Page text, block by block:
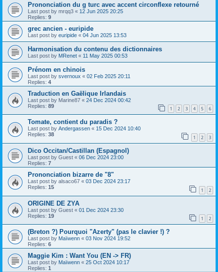
Prononciation du g turc avec accent circonflexe retourné
Last post by mrqq3 « 12 Jun 2025 20:25
Replies: 9
grec ancien - euripide
Last post by euripide « 04 Jun 2025 13:53
Harmonisation du contenu des dictionnaires
Last post by MRenet « 11 May 2025 00:53
Prénom en chinois
Last post by svernoux « 02 Feb 2025 20:11
Replies: 4
Traduction en Gaëlique Irlandais
Last post by Marine87 « 24 Dec 2024 00:42
Replies: 89 1 2 3 4 5 6
Tomate, contient du paradis ?
Last post by Andergassen « 15 Dec 2024 10:40
Replies: 38 1 2 3
Dico Occitan/Castillan (Espagnol)
Last post by Guest « 06 Dec 2024 23:00
Replies: 7
Prononciation bizarre de "8"
Last post by alsaco67 « 03 Dec 2024 23:17
Replies: 15 1 2
ORIGINE DE ZYA
Last post by Guest « 01 Dec 2024 23:30
Replies: 19 1 2
(Breton ?) Pourquoi "Azerty" (pas le clavier !) ?
Last post by Maïwenn « 03 Nov 2024 19:52
Replies: 6
Maggie Kim : Want You (EN -> FR)
Last post by Maïwenn « 25 Oct 2024 10:17
Replies: 1